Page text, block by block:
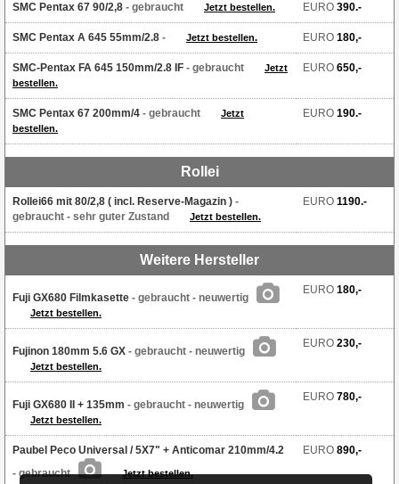
SMC Pentax 67 90/2,8 - gebraucht Jetzt bestellen. EURO 390.-
SMC Pentax A 645 55mm/2.8 - Jetzt bestellen. EURO 180,-
SMC-Pentax FA 645 150mm/2.8 IF - gebraucht
Jetzt
bestellen.
EURO 650,-
SMC Pentax 67 200mm/4 - gebraucht
Jetzt
bestellen.
EURO 190.-
Rollei
Rollei66 mit 80/2,8 ( incl. Reserve-Magazin ) -
gebraucht - sehr guter Zustand Jetzt bestellen.
EURO 1190.-
Weitere Hersteller
Fuji GX680 Filmkasette - gebraucht - neuwertig
Jetzt bestellen.
EURO 180,-
Fujinon 180mm 5.6 GX - gebraucht - neuwertig
Jetzt bestellen.
EURO 230,-
Fuji GX680 II + 135mm - gebraucht - neuwertig
Jetzt bestellen.
EURO 780,-
Paubel Peco Universal / 5X7" + Anticomar 210mm/4.2
- gebraucht
Jetzt bestellen.
EURO 890,-